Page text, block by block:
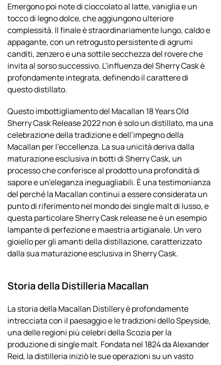
Emergono poi note di cioccolato al latte, vaniglia e un
tocco di legno dolce, che aggiungono ulteriore
complessità. Il finale è straordinariamente lungo, caldo e
appagante, con un retrogusto persistente di agrumi
canditi, zenzero e una sottile secchezza del rovere che
invita al sorso successivo. L’influenza del Sherry Cask è
profondamente integrata, definendo il carattere di
questo distillato.
Questo imbottigliamento del Macallan 18 Years Old
Sherry Cask Release 2022 non è solo un distillato, ma una
celebrazione della tradizione e dell’impegno della
Macallan per l’eccellenza. La sua unicità deriva dalla
maturazione esclusiva in botti di Sherry Cask, un
processo che conferisce al prodotto una profondità di
sapore e un’eleganza ineguagliabili. È una testimonianza
del perché la Macallan continui a essere considerata un
punto di riferimento nel mondo dei single malt di lusso, e
questa particolare Sherry Cask release ne è un esempio
lampante di perfezione e maestria artigianale. Un vero
gioiello per gli amanti della distillazione, caratterizzato
dalla sua maturazione esclusiva in Sherry Cask.
Storia della Distilleria Macallan
La storia della Macallan Distillery è profondamente
intrecciata con il paesaggio e le tradizioni dello Speyside,
una delle regioni più celebri della Scozia per la
produzione di single malt. Fondata nel 1824 da Alexander
Reid, la distilleria iniziò le sue operazioni su un vasto